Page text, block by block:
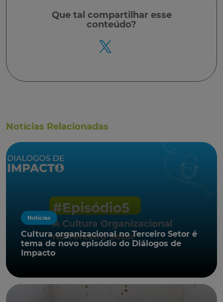
Que tal compartilhar esse
conteúdo?
Notícias Relacionadas
Notícias
Cultura organizacional no Terceiro Setor é
tema de novo episódio do Diálogos de
Impacto